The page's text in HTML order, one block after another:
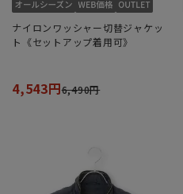
ナイロンワッシャー切替ジャケッ
ト《セットアップ着用可》
4,543円6,490円